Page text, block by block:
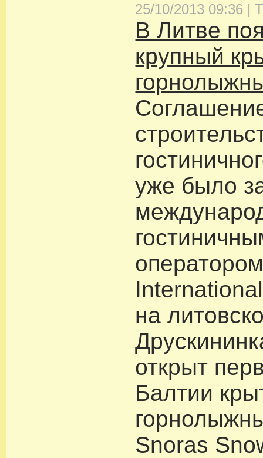
25/10/2013 09:36 |
В Литве
крупный
уже было
на
открыт
Балтии
Snoras